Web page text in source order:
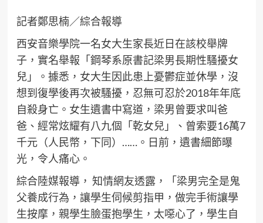
記者鄭思楠／綜合報導
西安音樂學院一名女大生家長近日在該校舉牌
子，實名舉報「鋼琴系原書記梁男長期性騷擾女
兒」。據悉，女大生因此患上憂鬱症並休學，沒
想到復學後再次被騷擾，忍無可忍於2018年年底
自殺身亡。女生遺書中寫道，梁男曾要求叫爸
爸、經常炫耀有八九個「乾女兒」、曾索要16萬7
千元（人民幣，下同）……。日前，遺書細節曝
光，令人痛心。
綜合陸媒報導， 知情網友透露，「梁男完全是鬼
父養成行為，讓學生伺候剪指甲，做完手術讓學
生按摩，親學生臉蛋抱學生，太噁心了，學生自